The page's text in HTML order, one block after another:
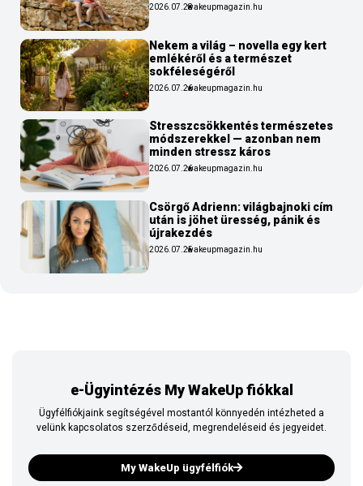
2026.07.28wakeupmagazin.hu
Nekem a világ – novella egy kert
emlékéről és a természet
sokféleségéről
2026.07.26wakeupmagazin.hu
Stresszcsökkentés természetes
módszerekkel — azonban nem
minden stressz káros
2026.07.26wakeupmagazin.hu
Csörgő Adrienn: világbajnoki cím
után is jöhet üresség, pánik és
újrakezdés
2026.07.25wakeupmagazin.hu
e-Ügyintézés My WakeUp fiókkal
Ügyfélfiókjaink segítségével mostantól könnyedén intézheted a
velünk kapcsolatos szerződéseid, megrendeléseid és jegyeidet.
My WakeUp ügyfélfiók